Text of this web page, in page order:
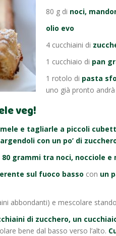
80 g di noci,
olio evo
4 cucchiaini di
1 cucchiaio di pan
1 rotolo di pasta
uno già pronto
veg!
e tagliarle a piccoli
con un po’ di
grammi tra noci, nocciole e
sul fuoco basso con un
abbondanti) e mescolare
di zucchero, un
bene dal basso verso l’alto.